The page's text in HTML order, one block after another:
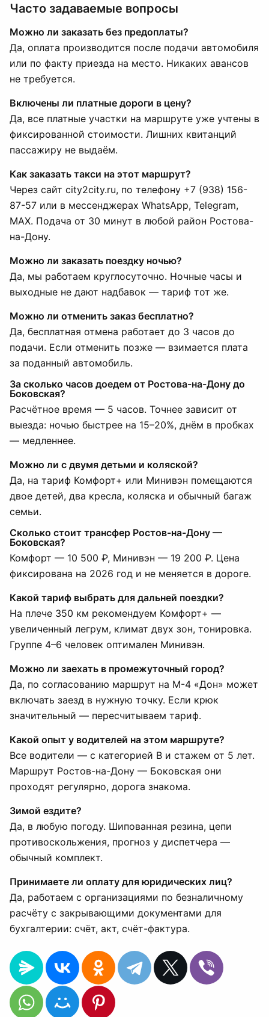
Часто задаваемые вопросы
Можно ли заказать без предоплаты?
Да, оплата производится после подачи автомобиля
или по факту приезда на место. Никаких авансов
не требуется.
Включены ли платные дороги в цену?
Да, все платные участки на маршруте уже учтены в
фиксированной стоимости. Лишних квитанций
пассажиру не выдаём.
Как заказать такси на этот маршрут?
Через сайт city2city.ru, по телефону +7 (938) 156-
87-57 или в мессенджерах WhatsApp, Telegram,
MAX. Подача от 30 минут в любой район Ростова-
на-Дону.
Можно ли заказать поездку ночью?
Да, мы работаем круглосуточно. Ночные часы и
выходные не дают надбавок — тариф тот же.
Можно ли отменить заказ бесплатно?
Да, бесплатная отмена работает до 3 часов до
подачи. Если отменить позже — взимается плата
за поданный автомобиль.
За сколько часов доедем от Ростова-на-Дону до
Боковская?
Расчётное время — 5 часов. Точнее зависит от
выезда: ночью быстрее на 15–20%, днём в пробках
— медленнее.
Можно ли с двумя детьми и коляской?
Да, на тариф Комфорт+ или Минивэн помещаются
двое детей, два кресла, коляска и обычный багаж
семьи.
Сколько стоит трансфер Ростов-на-Дону —
Боковская?
Комфорт — 10 500 ₽, Минивэн — 19 200 ₽. Цена
фиксирована на 2026 год и не меняется в дороге.
Какой тариф выбрать для дальней поездки?
На плече 350 км рекомендуем Комфорт+ —
увеличенный легрум, климат двух зон, тонировка.
Группе 4–6 человек оптимален Минивэн.
Можно ли заехать в промежуточный город?
Да, по согласованию маршрут на М-4 «Дон» может
включать заезд в нужную точку. Если крюк
значительный — пересчитываем тариф.
Какой опыт у водителей на этом маршруте?
Все водители — с категорией B и стажем от 5 лет.
Маршрут Ростов-на-Дону — Боковская они
проходят регулярно, дорога знакома.
Зимой ездите?
Да, в любую погоду. Шипованная резина, цепи
противоскольжения, прогноз у диспетчера —
обычный комплект.
Принимаете ли оплату для юридических лиц?
Да, работаем с организациями по безналичному
расчёту с закрывающими документами для
бухгалтерии: счёт, акт, счёт-фактура.